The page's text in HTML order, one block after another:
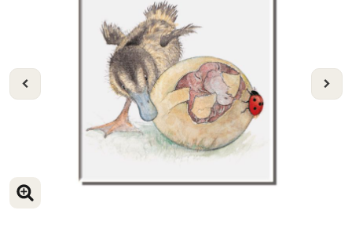
VORIGE
VERGROOT AFBEELDING
VERGROOT AFBEELDING